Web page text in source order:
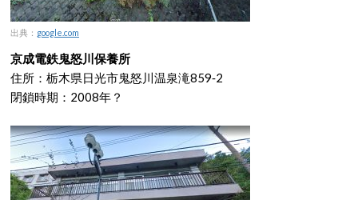
出典： google.com
京成電鉄鬼怒川保養所
住所：栃木県日光市鬼怒川温泉滝859‐2
閉鎖時期：2008年？